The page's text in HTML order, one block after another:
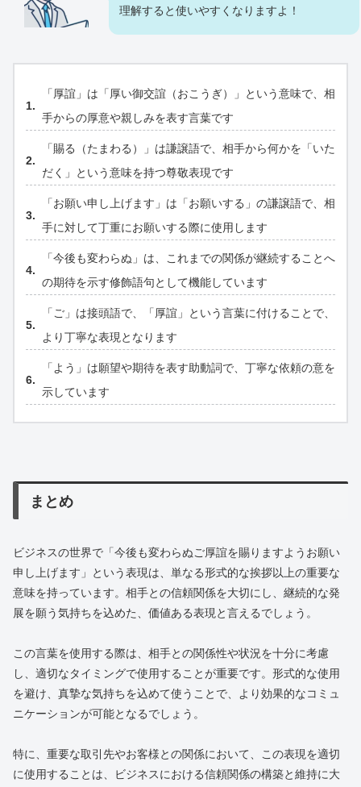
理解すると使いやすくなりますよ！
「厚誼」は「厚い御交誼（おこうぎ）」という意味で、相
手からの厚意や親しみを表す言葉です
「賜る（たまわる）」は謙譲語で、相手から何かを「いた
だく」という意味を持つ尊敬表現です
「お願い申し上げます」は「お願いする」の謙譲語で、相
手に対して丁重にお願いする際に使用します
「今後も変わらぬ」は、これまでの関係が継続することへ
の期待を示す修飾語句として機能しています
「ご」は接頭語で、「厚誼」という言葉に付けることで、
より丁寧な表現となります
「よう」は願望や期待を表す助動詞で、丁寧な依頼の意を
示しています
まとめ
ビジネスの世界で「今後も変わらぬご厚誼を賜りますようお願い
申し上げます」という表現は、単なる形式的な挨拶以上の重要な
意味を持っています。相手との信頼関係を大切にし、継続的な発
展を願う気持ちを込めた、価値ある表現と言えるでしょう。
この言葉を使用する際は、相手との関係性や状況を十分に考慮
し、適切なタイミングで使用することが重要です。形式的な使用
を避け、真摯な気持ちを込めて使うことで、より効果的なコミュ
ニケーションが可能となるでしょう。
特に、重要な取引先やお客様との関係において、この表現を適切
に使用することは、ビジネスにおける信頼関係の構築と維持に大